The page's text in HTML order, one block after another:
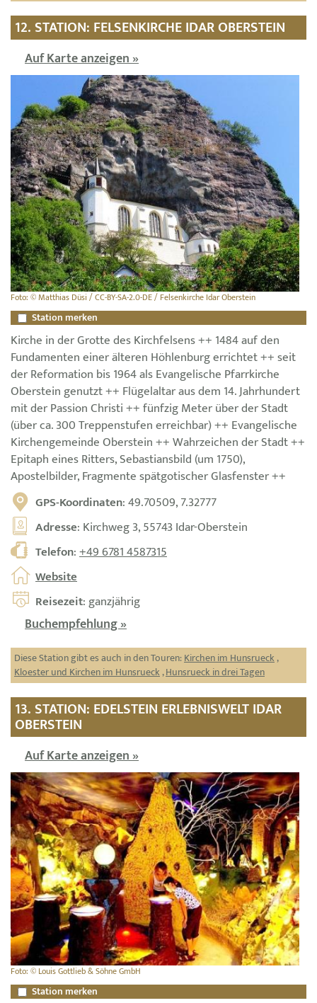
12. STATION: FELSENKIRCHE IDAR OBERSTEIN
Auf Karte anzeigen »
Foto: © Matthias Düsi / CC-BY-SA-2.0-DE / Felsenkirche Idar Oberstein
Station merken
Kirche in der Grotte des Kirchfelsens ++ 1484 auf den
Fundamenten einer älteren Höhlenburg errichtet ++ seit
der Reformation bis 1964 als Evangelische Pfarrkirche
Oberstein genutzt ++ Flügelaltar aus dem 14. Jahrhundert
mit der Passion Christi ++ fünfzig Meter über der Stadt
(über ca. 300 Treppenstufen erreichbar) ++ Evangelische
Kirchengemeinde Oberstein ++ Wahrzeichen der Stadt ++
Epitaph eines Ritters, Sebastiansbild (um 1750),
Apostelbilder, Fragmente spätgotischer Glasfenster ++
GPS-Koordinaten: 49.70509, 7.32777
Adresse: Kirchweg 3, 55743 Idar-Oberstein
Telefon:+49 6781 4587315
Website
Reisezeit: ganzjährig
Buchempfehlung »
Diese Station gibt es auch in den Touren:Kirchen im Hunsrueck,
Kloester und Kirchen im Hunsrueck,Hunsrueck in drei Tagen
13. STATION: EDELSTEIN ERLEBNISWELT IDAR
OBERSTEIN
Auf Karte anzeigen »
Foto: © Louis Gottlieb & Söhne GmbH
Station merken